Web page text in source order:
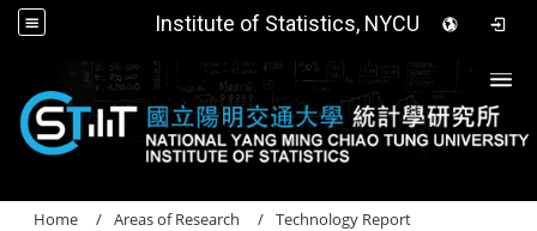
Institute of Statistics, NYCU
Home Areas of Research Technology Report